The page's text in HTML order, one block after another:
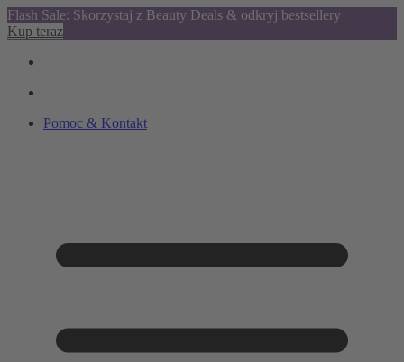
Flash Sale: Skorzystaj z Beauty Deals & odkryj bestsellery
Kup teraz
Pomoc & Kontakt